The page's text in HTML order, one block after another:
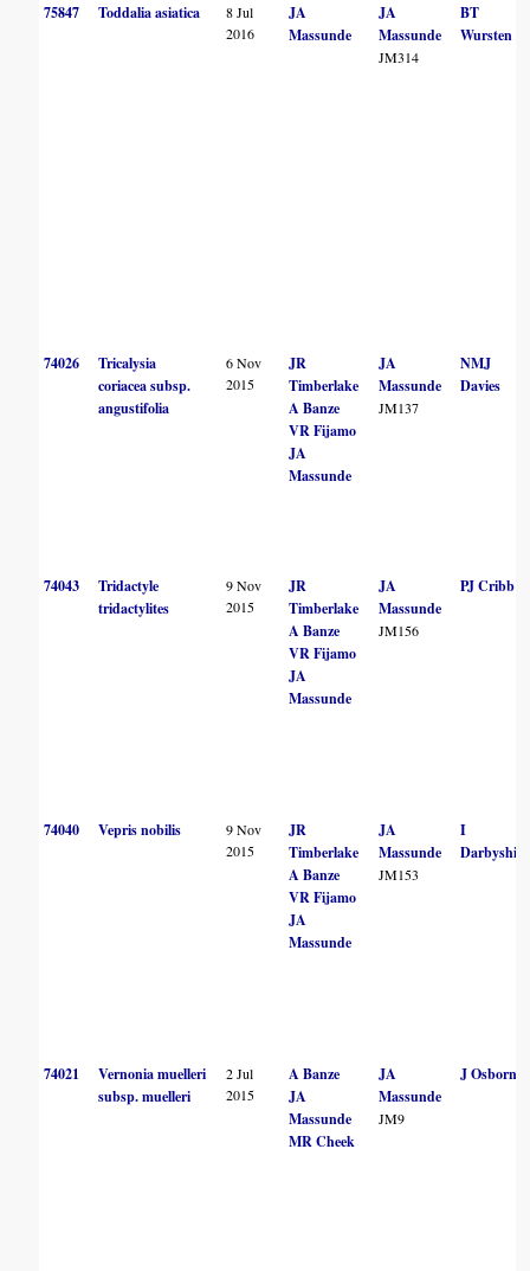
75847 Toddalia asiatica
8 Jul
2016
JA
Massunde
JA
Massunde
JM314
BT
Wursten
74026
Tricalysia
coriacea subsp.
angustifolia
6 Nov
2015
JR
Timberlake
A Banze
VR Fijamo
JA
Massunde
JA
Massunde
JM137
NMJ
Davies
74043
Tridactyle
tridactylites
9 Nov
2015
JR
Timberlake
A Banze
VR Fijamo
JA
Massunde
JA
Massunde
JM156
PJ Cribb
74040 Vepris nobilis
9 Nov
2015
JR
Timberlake
A Banze
VR Fijamo
JA
Massunde
JA
Massunde
JM153
I
Darbyshire
74021
Vernonia muelleri
subsp. muelleri
2 Jul
2015
A Banze
JA
Massunde
MR Cheek
JA
Massunde
JM9
J Osborne